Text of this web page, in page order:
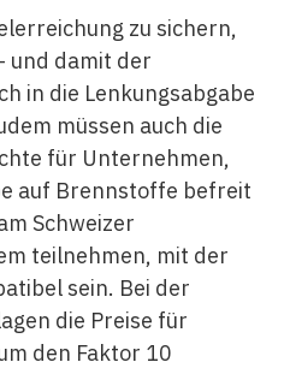
zu sichern,
und damit der
in die Lenkungsabgabe
müssen auch die
für Unternehmen,
auf Brennstoffe befreit
Schweizer
teilnehmen, mit der
sein. Bei der
die Preise für
den Faktor 10